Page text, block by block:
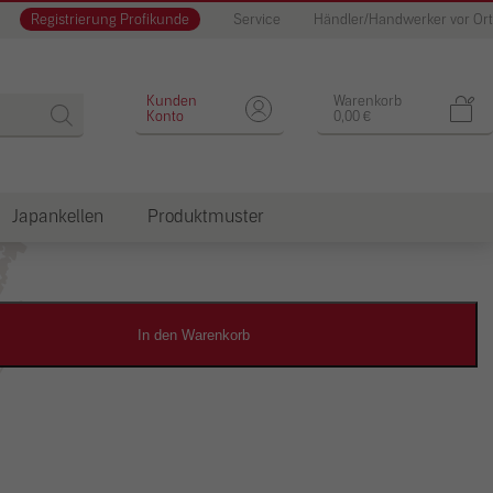
Registrierung Profikunde Service Händler/Handwerker vor Ort
Warenkorb
0,00 €
Kunden
Konto
Japankellen Produktmuster
Designputz
In den Warenkorb